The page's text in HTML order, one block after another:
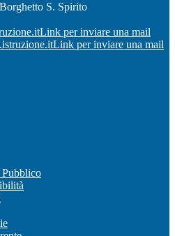
S. Spirito
Link per inviare una mail
Link per inviare una mail